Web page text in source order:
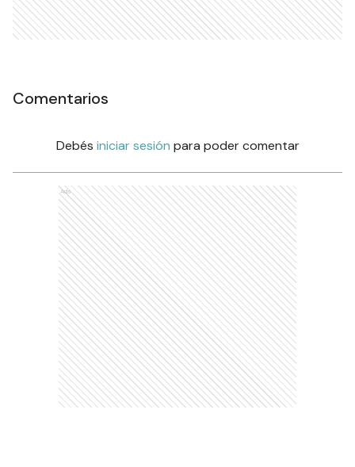
Comentarios
Debés iniciar sesión para poder comentar
Ads